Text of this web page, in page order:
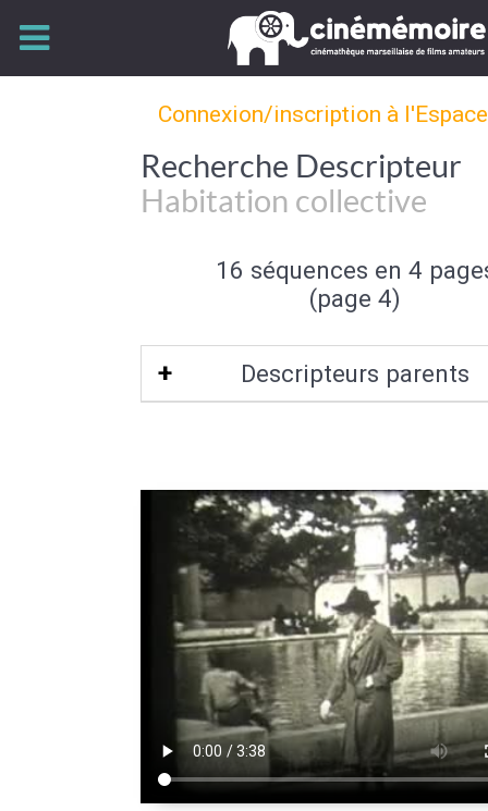
Connexion/inscription à
Recherche Descripteur
Habitation collective
16 séquences en 4
(page 4)
Descripteurs parents